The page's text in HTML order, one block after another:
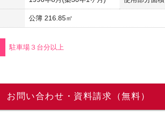
公簿 216.85㎡
駐車場３台分以上
お問い合わせ・資料請求（無料）